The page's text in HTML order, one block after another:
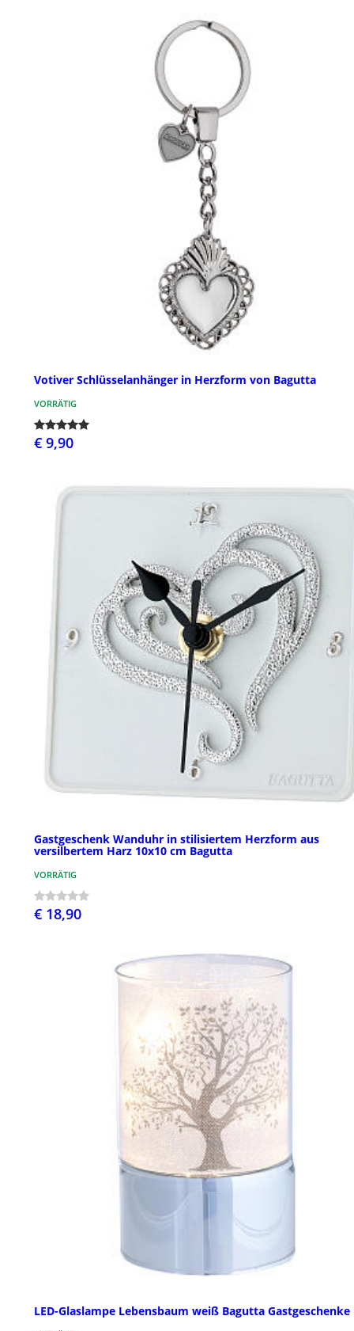
Votiver Schlüsselanhänger in Herzform von Bagutta
VORRÄTIG
€ 9,90
Gastgeschenk Wanduhr in stilisiertem Herzform aus
versilbertem Harz 10x10 cm Bagutta
VORRÄTIG
€ 18,90
LED-Glaslampe Lebensbaum weiß Bagutta Gastgeschenke